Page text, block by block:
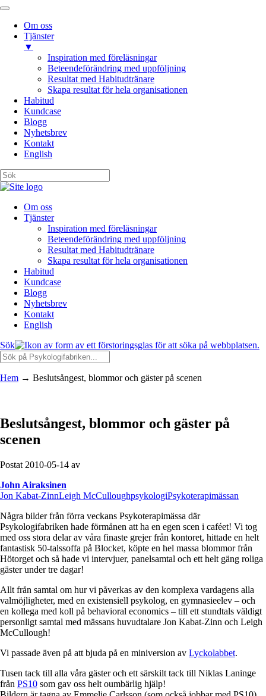
Om oss
Tjänster
▼
Inspiration med föreläsningar
Beteendeförändring med uppföljning
Resultat med Habitudtränare
Skapa resultat för hela organisationen
Habitud
Kundcase
Blogg
Nyhetsbrev
Kontakt
English
Om oss
Tjänster
Inspiration med föreläsningar
Beteendeförändring med uppföljning
Resultat med Habitudtränare
Skapa resultat för hela organisationen
Habitud
Kundcase
Blogg
Nyhetsbrev
Kontakt
English
Sök
Hem → Beslutsångest, blommor och gäster på scenen
Beslutsångest, blommor och gäster på
scenen
Postat 2010-05-14 av
John Airaksinen
Jon Kabat-ZinnLeigh McCulloughpsykologiPsykoterapimässan
Några bilder från förra veckans Psykoterapimässa där
Psykologifabriken hade förmånen att ha en egen scen i caféet! Vi tog
med oss stora delar av våra finaste grejer från kontoret, hittade en helt
fantastisk 50-talssoffa på Blocket, köpte en hel massa blommor från
Hötorget och så hade vi intervjuer, panelsamtal och ett helt gäng roliga
gäster under tre dagar!
Allt från samtal om hur vi påverkas av den komplexa vardagens alla
valmöjligheter, med en existensiell psykolog, en gymnasieelev – och
en kollega med koll på behavioral economics – till ett stundtals väldigt
personligt samtal med mässans huvudtalare Jon Kabat-Zinn och Leigh
McCullough!
Vi passade även på att bjuda på en miniversion av Lyckolabbet.
Tusen tack till alla våra gäster och ett särskilt tack till Niklas Laninge
från PS10 som gav oss helt oumbärlig hjälp!